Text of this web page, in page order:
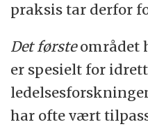
praksis tar derfor
Det førsteområdet
er spesielt for
har ofte vært